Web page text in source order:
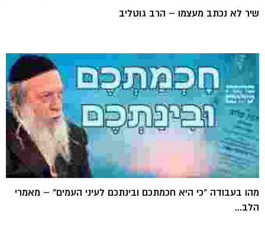
שיר לא נכתב מעצמו – הרב גוטליב
מהו בעבודה "כי היא חכמתכם ובינתכם לעיני העמים" – מאמרי
הלב...